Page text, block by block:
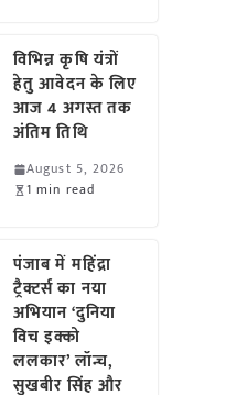
विभिन्न कृषि यंत्रों
हेतु आवेदन के लिए
आज 4 अगस्त तक
अंतिम तिथि
August 5, 2026
1 min read
पंजाब में महिंद्रा
ट्रैक्टर्स का नया
अभियान ‘दुनिया
विच इक्को
ललकार’ लॉन्च,
सुखबीर सिंह और